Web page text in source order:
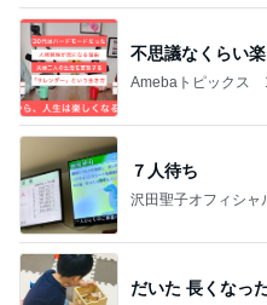
不思議なくらい
Amebaトピックス
７人待ち
沢田聖子オフィシャ
だいた 長くなっ